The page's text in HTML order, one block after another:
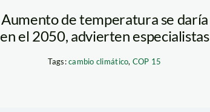
Aumento de temperatura se daría
en el 2050, advierten especialistas
Tags:cambio climático, COP 15